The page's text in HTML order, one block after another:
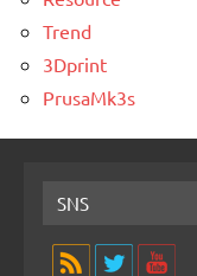
Trend
3Dprint
PrusaMk3s
SNS